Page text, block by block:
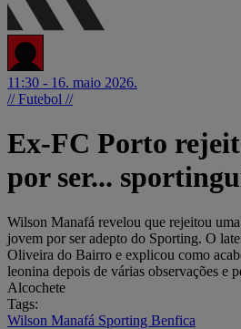
11:30 - 16. maio 2026.
// Futebol //
Ex-FC Porto
por ser...
Wilson Manafá revelou que rejeitou
jovem por ser adepto do Sporting. O
Oliveira do Bairro e explicou como
leonina depois de várias observações e
Alcochete
Tags:
Wilson Manafá Sporting Benfica